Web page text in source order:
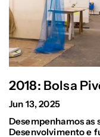
2018: Bolsa
Jun 13, 2025
Desempenhamos as
Desenvolvimento e